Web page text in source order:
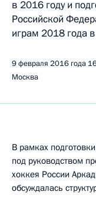
в 2016 году и
Российской
играм 2018 года
9 февраля 2016 года
Москва
В рамках
под руководством
хоккея России
обсуждалась